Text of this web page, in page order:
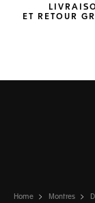
ET RETOUR
Home Montres